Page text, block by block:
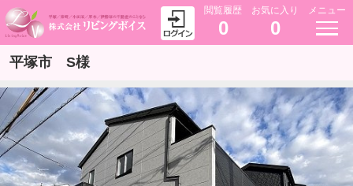
閲覧履歴
0
お気に入り
0
メニュー
平塚市 S様